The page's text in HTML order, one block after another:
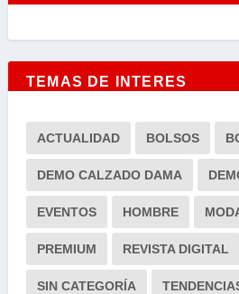
TEMAS DE INTERES
ACTUALIDAD BOLSOS
DEMO CALZADO DAMA
EVENTOS HOMBRE
PREMIUM REVISTA DIGITAL
SIN CATEGORÍA